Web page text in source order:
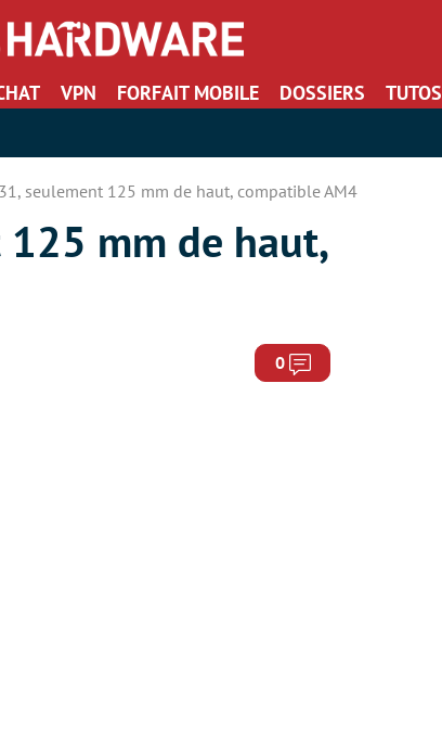
VPN FORFAIT MOBILE DOSSIERS TUTOS
seulement 125 mm de haut, compatible AM4
mm de haut,
0 Commentaires